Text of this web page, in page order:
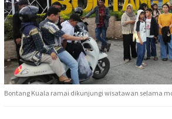
Bontang Kuala ramai dikunjungi wisatawan selama